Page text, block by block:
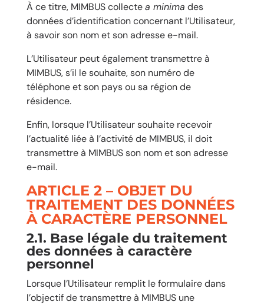
À ce titre, MIMBUS collectea minima des
données d’identification concernant l’Utilisateur,
à savoir son nom et son adresse e-mail.
L’Utilisateur peut également transmettre à
MIMBUS, s’il le souhaite, son numéro de
téléphone et son pays ou sa région de
résidence.
Enfin, lorsque l’Utilisateur souhaite recevoir
l’actualité liée à l’activité de MIMBUS, il doit
transmettre à MIMBUS son nom et son adresse
e-mail.
ARTICLE 2 – OBJET DU
TRAITEMENT DES DONNÉES
À CARACTÈRE PERSONNEL
2.1. Base légale du traitement
des données à caractère
personnel
Lorsque l’Utilisateur remplit le formulaire dans
l’objectif de transmettre à MIMBUS une